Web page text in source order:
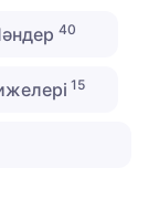
40
15